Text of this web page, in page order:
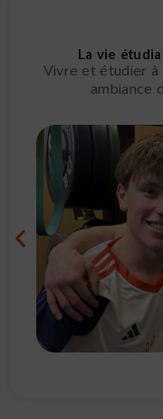
La vie
Vivre et étudier à
ambiance